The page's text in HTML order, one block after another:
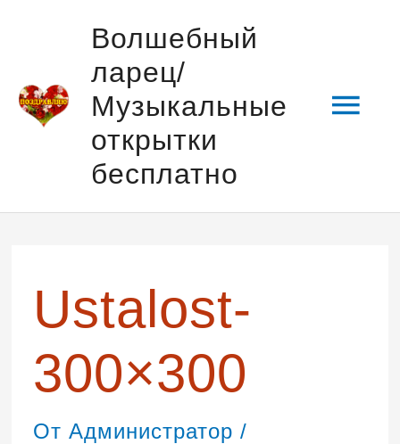
содержимому
Волшебный
ларец/
Музыкальные
открытки
бесплатно
Ustalost-
300×300
От Администратор /